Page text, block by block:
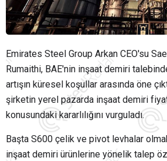
Emirates Steel Group Arkan CEO'su
Rumaithi, BAE'nin inşaat demiri
artışın küresel koşullar arasında öne
şirketin yerel pazarda inşaat demiri
konusundaki kararlılığını vurguladı.
Başta S600 çelik ve pivot levhalar
inşaat demiri ürünlerine yönelik talep